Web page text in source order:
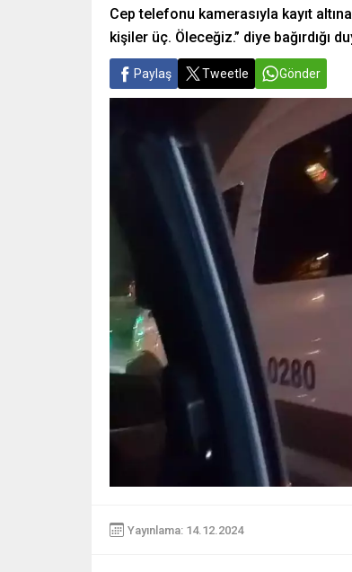
Cep telefonu kamerasıyla kayıt
kişiler üç. Öleceğiz.” diye bağırdığı
Paylaş Tweetle Gönder
Yayınlama: 14.12.2024